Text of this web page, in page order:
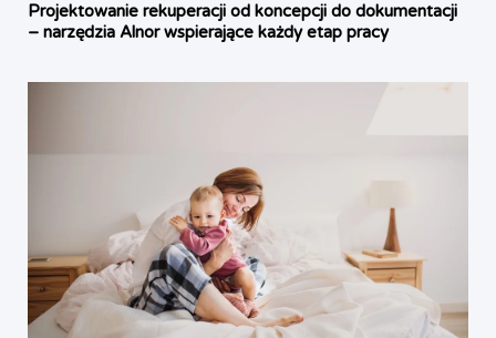
Projektowanie rekuperacji od koncepcji do dokumentacji
– narzędzia Alnor wspierające każdy etap pracy